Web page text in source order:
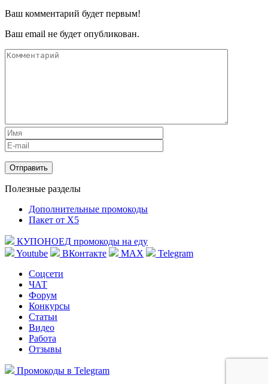
Ваш комментарий будет первым!
Ваш email не будет опубликован.
Полезные разделы
Дополнительные промокоды
Пакет от X5
КУПОНОЕД промокоды на еду
Youtube
ВКонтакте MAX
Telegram
Соцсети
ЧАТ
Форум
Конкурсы
Статьи
Видео
Работа
Отзывы
Промокоды в Telegram